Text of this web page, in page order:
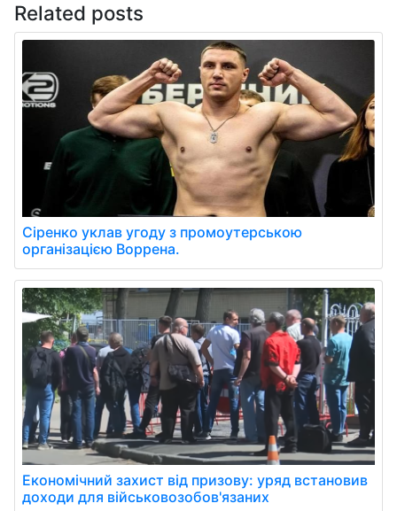
Related posts
Сіренко уклав угоду з промоутерською
організацією Воррена.
Економічний захист від призову: уряд встановив
доходи для військовозобов'язаних